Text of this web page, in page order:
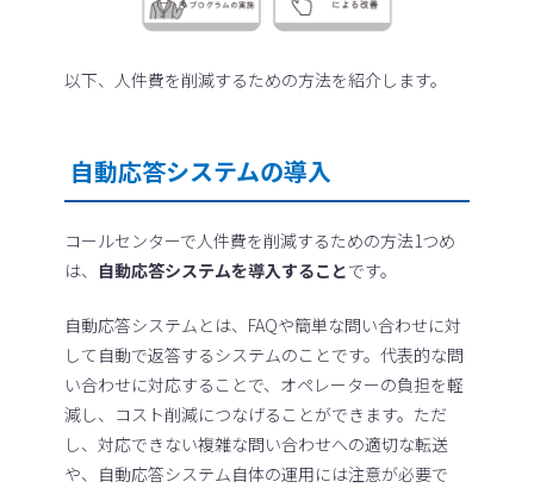
以下、人件費を削減するための方法を紹介します。
自動応答システムの導入
コールセンターで人件費を削減するための方法1つめ
は、 自動応答システムを導入することです。
自動応答システムとは、FAQや簡単な問い合わせに対
して自動で返答するシステムのことです。代表的な問
い合わせに対応することで、オペレーターの負担を軽
減し、コスト削減につなげることができます。ただ
し、対応できない複雑な問い合わせへの適切な転送
や、自動応答システム自体の運用には注意が必要で